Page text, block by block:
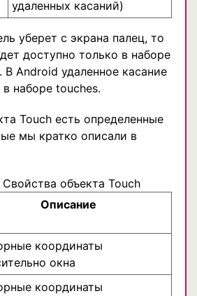
удаленных касаний)
уберет с экрана палец, то
доступно только в наборе
В Android удаленное касание
наборе touches.
Touch есть определенные
мы кратко описали в
Свойства объекта Touch
Описание
координаты
окна
координаты